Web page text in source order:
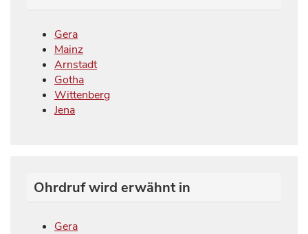
Gera
Mainz
Arnstadt
Gotha
Wittenberg
Jena
Ohrdruf wird erwähnt in
Gera